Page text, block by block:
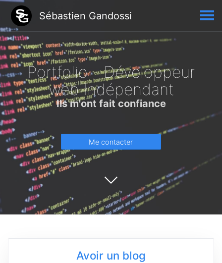
Sébastien Gandossi
Portfolio - Développeur
web Indépendant
Ils m'ont fait confiance
Me contacter
Avoir un blog